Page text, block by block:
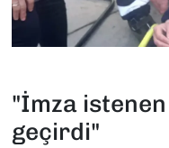
"İmza
geçirdi"